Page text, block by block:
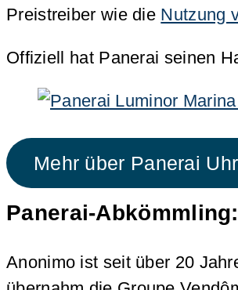
Preistreiber wie die Nutzung
Offiziell hat Panerai seinen
Mehr über Panerai
Panerai-
Anonimo ist seit über 20